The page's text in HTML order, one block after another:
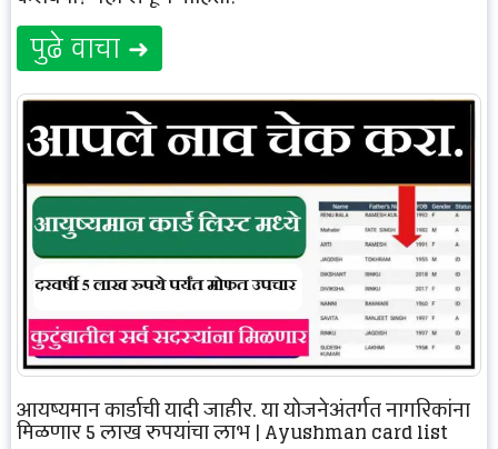
पुढे वाचा ➜
आयुष्यमान कार्डाची यादी जाहीर, या योजनेअंतर्गत नागरिकांना
मिळणार 5 लाख रुपयांचा लाभ | Ayushman card list